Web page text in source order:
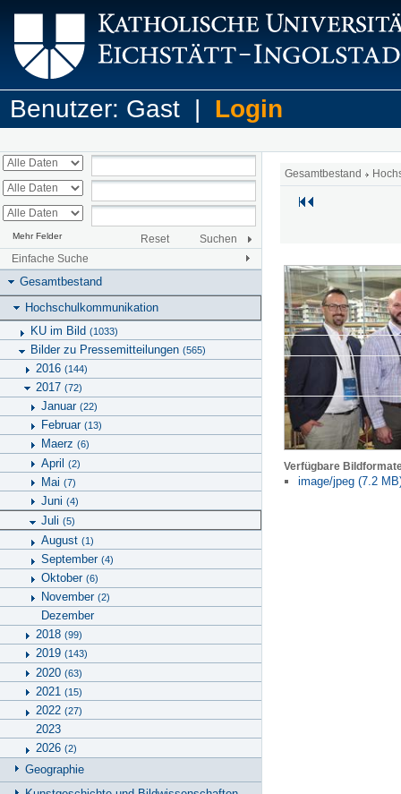
Benutzer: Gast | Login
Mehr Felder Reset
Suchen
Einfache Suche
Gesamtbestand
Hochschulkommunikation
KU im Bild (1033)
Bilder zu Pressemitteilungen (565)
2016 (144)
2017 (72)
Januar (22)
Februar (13)
Maerz (6)
April (2)
Mai (7)
Juni (4)
Juli (5)
August (1)
September (4)
Oktober (6)
November (2)
Dezember
2018 (99)
2019 (143)
2020 (63)
2021 (15)
2022 (27)
2023
2026 (2)
Geographie
Gesamtbestand
Verfügbare
image/jpeg (7.2